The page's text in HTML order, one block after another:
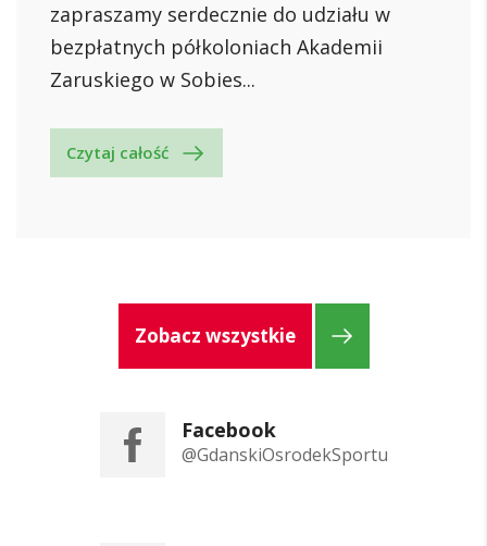
zapraszamy serdecznie do udziału w
bezpłatnych półkoloniach Akademii
Zaruskiego w Sobies...
Czytaj całość
Zobacz wszystkie
Facebook
@GdanskiOsrodekSportu